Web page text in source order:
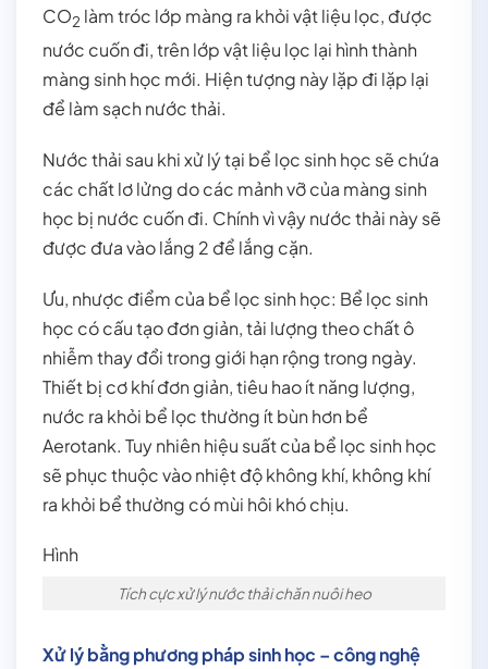
CO2 làm tróc lớp màng ra khỏi vật liệu lọc, được
nước cuốn đi, trên lớp vật liệu lọc lại hình thành
màng sinh học mới. Hiện tượng này lặp đi lặp lại
để làm sạch nước thải.
Nước thải sau khi xử lý tại bể lọc sinh học sẽ chứa
các chất lơ lửng do các mảnh vỡ của màng sinh
học bị nước cuốn đi. Chính vì vậy nước thải này sẽ
được đưa vào lắng 2 để lắng cặn.
Ưu, nhược điểm của bể lọc sinh học: Bể lọc sinh
học có cấu tạo đơn giản, tải lượng theo chất ô
nhiễm thay đổi trong giới hạn rộng trong ngày.
Thiết bị cơ khí đơn giản, tiêu hao ít năng lượng,
nước ra khỏi bể lọc thường ít bùn hơn bể
Aerotank. Tuy nhiên hiệu suất của bể lọc sinh học
sẽ phục thuộc vào nhiệt độ không khí, không khí
ra khỏi bể thường có mùi hôi khó chịu.
Hình
Tích cực xử lý nước thải chăn nuôi heo
Xử lý bằng phương pháp sinh học – công nghệ